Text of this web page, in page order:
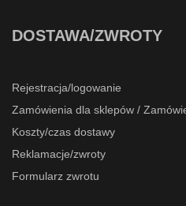
DOSTAWA/ZWROTY
Rejestracja/logowanie
Zamówienia dla sklepów /
Koszty/czas dostawy
Reklamacje/zwroty
Formularz zwrotu